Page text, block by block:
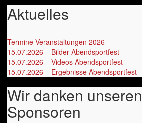
Aktuelles
Termine Veranstaltungen 2026
15.07.2026 – Bilder Abendsportfest
15.07.2026 – Videos Abendsportfest
15.07.2026 – Ergebnisse Abendsportfest
Wir danken unseren
Sponsoren